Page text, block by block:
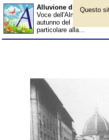
Alluvione di Firenze -
Voce dell'Almanacco
autunno del 1966.
particolare alla...
Questo